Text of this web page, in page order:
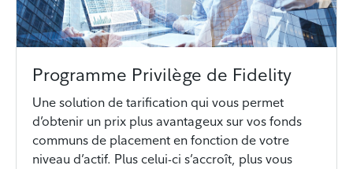
Programme Privilège de Fidelity
Une solution de tarification qui vous permet
d’obtenir un prix plus avantageux sur vos fonds
communs de placement en fonction de votre
niveau d’actif. Plus celui-ci s’accroît, plus vous